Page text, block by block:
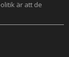
är att de